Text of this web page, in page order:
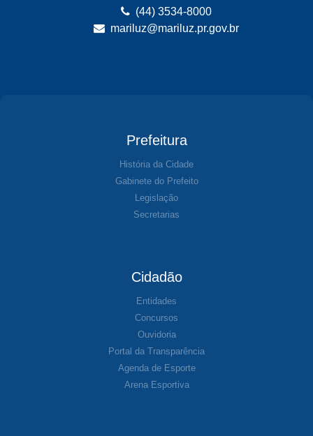
(44) 3534-8000
mariluz@mariluz.pr.gov.br
Prefeitura
História da Cidade
Gabinete do Prefeito
Legislação
Secretarias
Cidadão
Entidades
Concursos
Ouvidoria
Portal da Transparência
Agenda de Esporte
Arena Esportiva